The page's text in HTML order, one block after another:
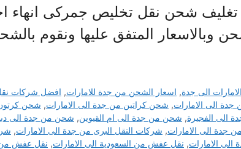
شحن نقل تخليص جمركى انهاء
وبالاسعار المتفق عليها ونقوم
الى جدة, اسعار الشحن من جدة للامارات, افضل شركات نقل
الى الامارات, شحن كراتين من جدة الى الامارات, شحن
الى الفجيرة, شحن من جدة الى ام القيوين, شحن من جدة الى
جدة الى الامارات, شركات النقل البرى من جدة الى الامارات,
الى الامارات, نقل عفش من السعودية الى الامارات, نقل عفش من